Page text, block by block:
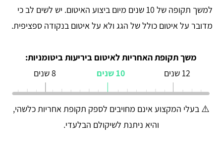
למשך תקופה של 10 שנים מיום ביצוע האיטום. יש לשים לב כי
מדובר על איטום כולל של הגג ולא על איטום בנקודה ספציפית.
משך תקופת האחריות לאיטום ביריעות ביטומניות:
12 שנים
10 שנים 8 שנים
⚠️ בעלי המקצוע אינם מחויבים לספק תקופת אחריות כלשהי,
והיא ניתנת לשיקולם הבלעדי.